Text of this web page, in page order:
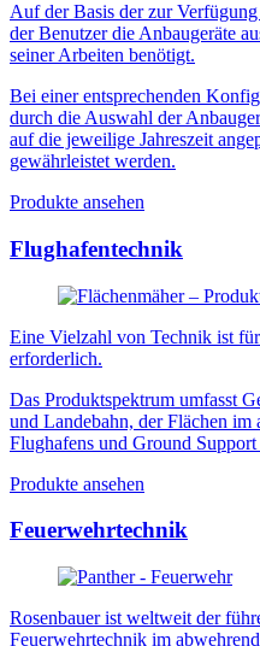
Auf der Basis der zur
der Benutzer die Anbaugeräte
seiner Arbeiten benötigt.
Bei einer entsprechenden
durch die Auswahl der
auf die jeweilige Jahreszeit
gewährleistet werden.
Produkte ansehen
Flughafentechnik
Eine Vielzahl von Technik ist
erforderlich.
Das Produktspektrum umfasst
und Landebahn, der Flächen im
Flughafens und Ground
Produkte ansehen
Feuerwehrtechnik
Rosenbauer ist weltweit der
Feuerwehrtechnik im